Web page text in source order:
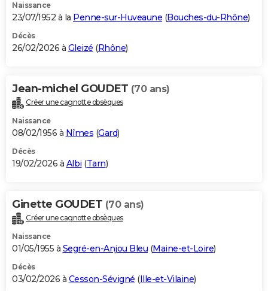
Naissance
23/07/1952 à la Penne-sur-Huveaune (Bouches-du-Rhône)
Décès
26/02/2026 à Gleizé (Rhône)
Jean-michel GOUDET (70 ans)
Créer une cagnotte obsèques
Naissance
08/02/1956 à Nîmes (Gard)
Décès
19/02/2026 à Albi (Tarn)
Ginette GOUDET (70 ans)
Créer une cagnotte obsèques
Naissance
01/05/1955 à Segré-en-Anjou Bleu (Maine-et-Loire)
Décès
03/02/2026 à Cesson-Sévigné (Ille-et-Vilaine)